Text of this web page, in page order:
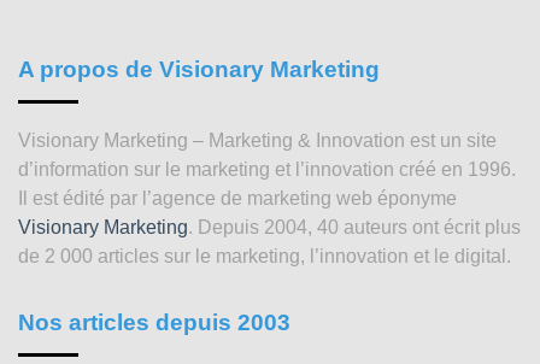
A propos de Visionary Marketing
Visionary Marketing – Marketing & Innovation est un site
d’information sur le marketing et l’innovation créé en 1996.
Il est édité par l’agence de marketing web éponyme
Visionary Marketing. Depuis 2004, 40 auteurs ont écrit plus
de 2 000 articles sur le marketing, l’innovation et le digital.
Nos articles depuis 2003